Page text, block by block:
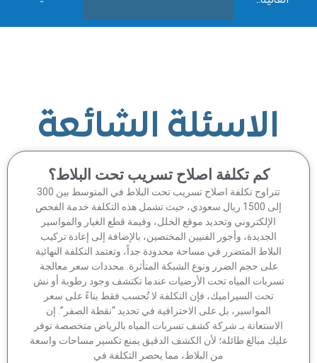
الاسئلة الشائعة
كم تكلفة اصلاح تسريب تحت البلاط؟
تتراوح تكلفة اصلاح تسريب تحت البلاط في المتوسط بين 300
إلى 1500 ريال سعودي، حيث تشمل هذه التكلفة خدمة الفحص
الإلكتروني وتحديد موقع الخلل، وقيمة قطع الغيار والمواسير
الجديدة، وأجور الفنيين المختصين، بالإضافة إلى إعادة تركيب
البلاط المتضرر في مساحة محدودة جداً، وتعتمد التكلفة النهائية
على حجم الضرر ونوع الشبكة المتأثرة. محددات سعر معالجة
المياه تحت الأرضيات عندما تكتشف وجود رطوبة أو نش
تحت السيراميك، فإن التكلفة لا تُحسب فقط بناءً على سعر
المواسير، بل على الاحترافية في تحديد “نقطة الصفر”. إن
بـ شركة كشف تسربات المياه بالرياض متخصصة توفر
مبالغ طائلة؛ لأن الكشف الدقيق يمنع تكسير مساحات واسعة
من البلاط، مما يحصر التكلفة في